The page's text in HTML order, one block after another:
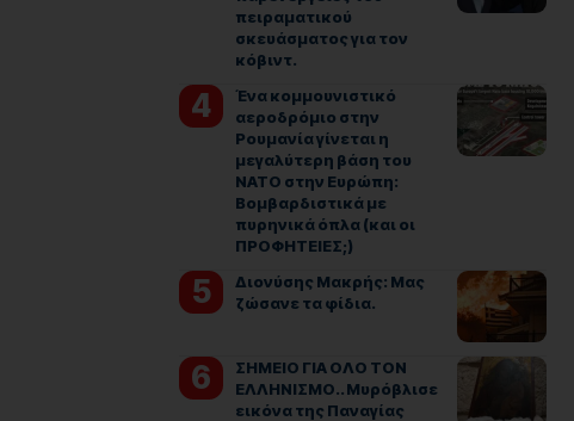
πειραματικού
σκευάσματος για τον
κόβιντ.
Ένα κομμουνιστικό
αεροδρόμιο στην
Ρουμανία γίνεται η
μεγαλύτερη βάση του
ΝΑΤΟ στην Ευρώπη:
Βομβαρδιστικά με
πυρηνικά όπλα (και οι
ΠΡΟΦΗΤΕΙΕΣ;)
Διονύσης Μακρής: Μας
ζώσανε τα φίδια.
ΣΗΜΕΙΟ ΓΙΑ ΟΛΟ ΤΟΝ
ΕΛΛΗΝΙΣΜΟ.. Μυρόβλισε
εικόνα της Παναγίας